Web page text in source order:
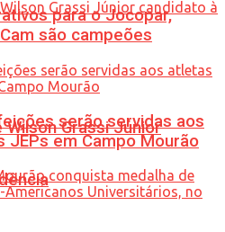
Grassi Júnior
para o Jocopar,
são campeões
serão servidas aos
JEPs em Campo Mourão